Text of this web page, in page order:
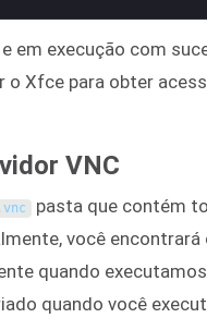
em execução com
o Xfce para obter
VNC
.vnc pasta que contém
você
quando
quando você